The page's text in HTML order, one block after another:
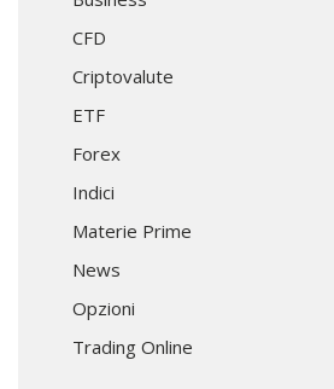
CFD
Criptovalute
ETF
Forex
Indici
Materie Prime
News
Opzioni
Trading Online